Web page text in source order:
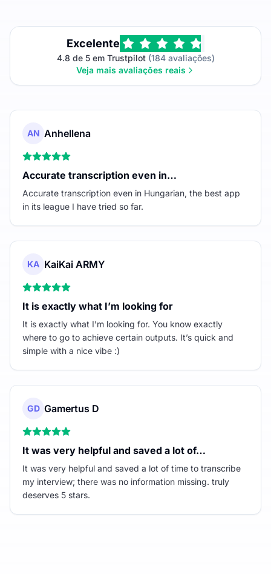
Excelente
4.8 de 5 em Trustpilot(184 avaliações)
Veja mais avaliações reais
AN Anhellena
Accurate transcription even in…
Accurate transcription even in Hungarian, the best app
in its league I have tried so far.
KA KaiKai ARMY
It is exactly what I’m looking for
It is exactly what I’m looking for. You know exactly
where to go to achieve certain outputs. It’s quick and
simple with a nice vibe :)
GD Gamertus D
It was very helpful and saved a lot of…
It was very helpful and saved a lot of time to transcribe
my interview; there was no information missing. truly
deserves 5 stars.